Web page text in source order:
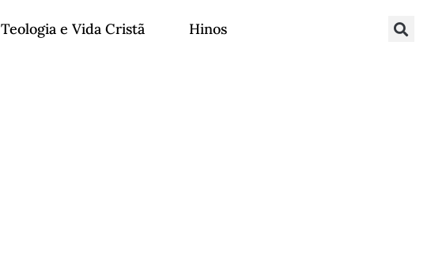
Teologia e Vida Cristã Hinos